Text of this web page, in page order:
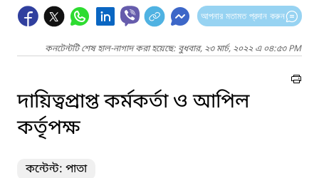
আপনার মতামত প্রদান করুন
কনটেন্টটি শেষ হাল-নাগাদ করা হয়েছে: বুধবার, ২৩ মার্চ, ২০২২ এ ০৪:৫৩ PM
দায়িত্বপ্রাপ্ত কর্মকর্তা ও আপিল
কর্তৃপক্ষ
কন্টেন্ট: পাতা